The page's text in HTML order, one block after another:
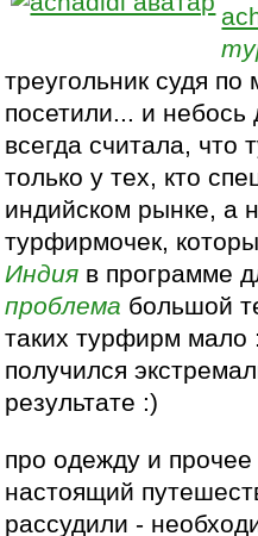
треугольник судя
посетили... и небось
всегда считала, что
только у тех, кто
индийском рынке, а
турфирмочек,
Индия в программе
проблема большой
таких турфирм мало
получился
результате :)
про одежду и
настоящий
рассудили -